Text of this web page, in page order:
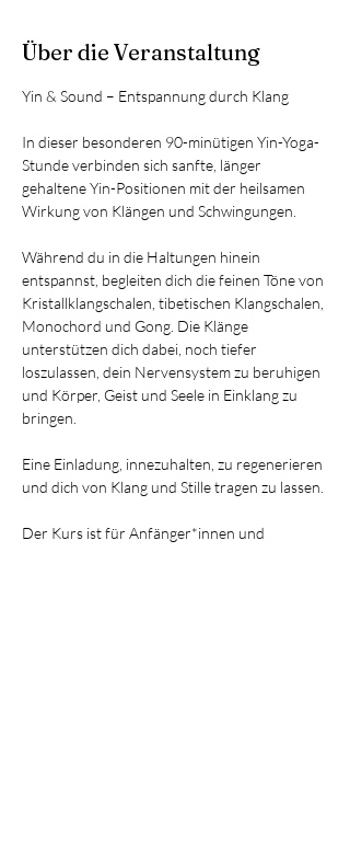
Über die Veranstaltung
Yin & Sound – Entspannung durch Klang
In dieser besonderen 90-minütigen Yin-Yoga-
Stunde verbinden sich sanfte, länger
gehaltene Yin-Positionen mit der heilsamen
Wirkung von Klängen und Schwingungen.
Während du in die Haltungen hinein
entspannst, begleiten dich die feinen Töne von
Kristallklangschalen, tibetischen Klangschalen,
Monochord und Gong. Die Klänge
unterstützen dich dabei, noch tiefer
loszulassen, dein Nervensystem zu beruhigen
und Körper, Geist und Seele in Einklang zu
bringen.
Eine Einladung, innezuhalten, zu regenerieren
und dich von Klang und Stille tragen zu lassen.
Der Kurs ist für Anfänger*innen und